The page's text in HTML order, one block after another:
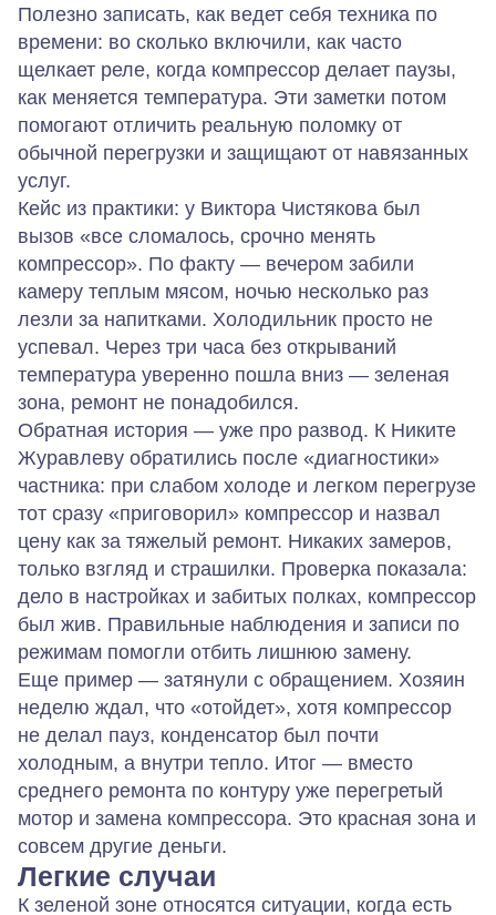
Полезно записать, как ведет себя техника по
времени: во сколько включили, как часто
щелкает реле, когда компрессор делает паузы,
как меняется температура. Эти заметки потом
помогают отличить реальную поломку от
обычной перегрузки и защищают от навязанных
услуг.
Кейс из практики: у Виктора Чистякова был
вызов «все сломалось, срочно менять
компрессор». По факту — вечером забили
камеру теплым мясом, ночью несколько раз
лезли за напитками. Холодильник просто не
успевал. Через три часа без открываний
температура уверенно пошла вниз — зеленая
зона, ремонт не понадобился.
Обратная история — уже про развод. К Никите
Журавлеву обратились после «диагностики»
частника: при слабом холоде и легком перегрузе
тот сразу «приговорил» компрессор и назвал
цену как за тяжелый ремонт. Никаких замеров,
только взгляд и страшилки. Проверка показала:
дело в настройках и забитых полках, компрессор
был жив. Правильные наблюдения и записи по
режимам помогли отбить лишнюю замену.
Еще пример — затянули с обращением. Хозяин
неделю ждал, что «отойдет», хотя компрессор
не делал пауз, конденсатор был почти
холодным, а внутри тепло. Итог — вместо
среднего ремонта по контуру уже перегретый
мотор и замена компрессора. Это красная зона и
совсем другие деньги.
Легкие случаи
К зеленой зоне относятся ситуации, когда есть